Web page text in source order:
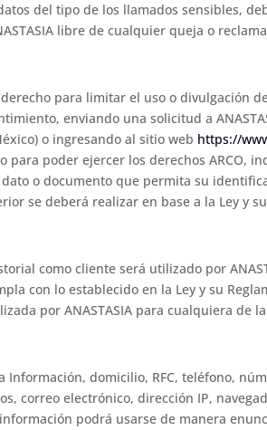
del tipo de los llamados sensibles,
libre de cualquier queja o
para limitar el uso o divulgación
enviando una solicitud a
o ingresando al sitio web https://
para poder ejercer los derechos ARCO,
o documento que permita su
se deberá realizar en base a la Ley y
como cliente será utilizado por
con lo establecido en la Ley y su
por ANASTASIA para cualquiera de
Información, domicilio, RFC, teléfono,
correo electrónico, dirección IP,
podrá usarse de manera